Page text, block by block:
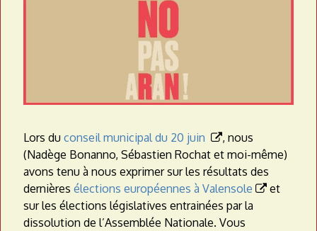
Lors du conseil municipal du 20 juin , nous
(Nadège Bonanno, Sébastien Rochat et moi-même)
avons tenu à nous exprimer sur les résultats des
dernières élections européennes à Valensole  et
sur les élections législatives entrainées par la
dissolution de l’Assemblée Nationale. Vous